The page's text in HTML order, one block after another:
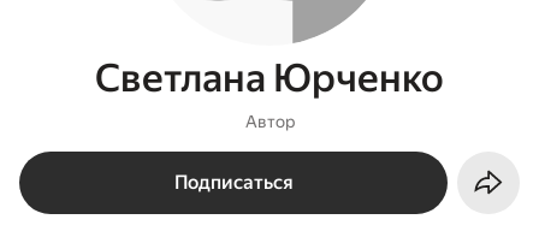
Светлана Юрченко
Автор
Подписаться